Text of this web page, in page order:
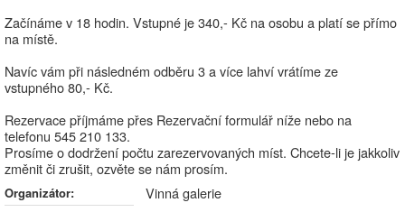
Začínáme v 18 hodin. Vstupné je 340,- Kč na osobu a platí se přímo
na místě.
Navíc vám při následném odběru 3 a více lahví vrátíme ze
vstupného 80,- Kč.
Rezervace příjmáme přes Rezervační formulář níže nebo na
telefonu 545 210 133.
Prosíme o dodržení počtu zarezervovaných míst. Chcete-li je jakkoliv
změnit či zrušit, ozvěte se nám prosím.
Organizátor: Vinná galerie